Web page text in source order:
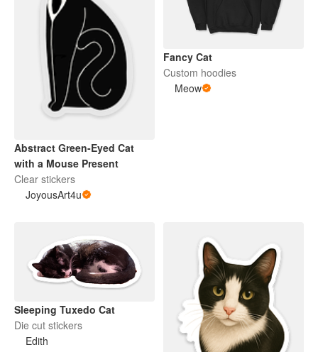
Abstract Green-Eyed Cat
with a Mouse Present
Clear stickers
JoyousArt4u
Fancy Cat
Custom hoodies
Meow
Sleeping Tuxedo Cat
Die cut stickers
Edith